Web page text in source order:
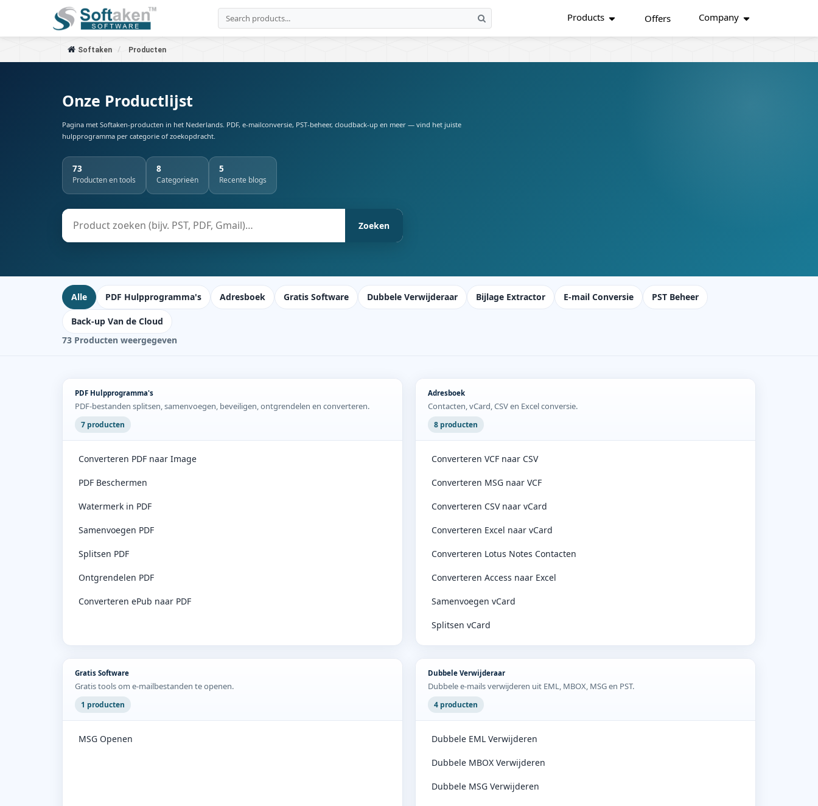
Products Offers Company
Softaken Producten
Onze Productlijst
Pagina met Softaken-producten in het Nederlands. PDF, e-mailconversie, PST-beheer, cloudback-up en meer — vind het juiste
hulpprogramma per categorie of zoekopdracht.
73
Producten en tools
8
Categorieën
5
Recente blogs
Product zoeken
Zoeken
Alle PDF Hulpprogramma's Adresboek Gratis Software Dubbele Verwijderaar Bijlage Extractor E-mail Conversie PST Beheer
Back-up Van de Cloud
73 Producten weergegeven
Categorieën de produits
PDF Hulpprogramma's
PDF-bestanden splitsen, samenvoegen, beveiligen, ontgrendelen en converteren.
7 producten
Converteren PDF naar Image
PDF Beschermen
Watermerk in PDF
Samenvoegen PDF
Splitsen PDF
Ontgrendelen PDF
Converteren ePub naar PDF
Adresboek
Contacten, vCard, CSV en Excel conversie.
8 producten
Converteren VCF naar CSV
Converteren MSG naar VCF
Converteren CSV naar vCard
Converteren Excel naar vCard
Converteren Lotus Notes Contacten
Converteren Access naar Excel
Samenvoegen vCard
Splitsen vCard
Gratis Software
Gratis tools om e-mailbestanden te openen.
1 producten
MSG Openen
Dubbele Verwijderaar
Dubbele e-mails verwijderen uit EML, MBOX, MSG en PST.
4 producten
Dubbele EML Verwijderen
Dubbele MBOX Verwijderen
Dubbele MSG Verwijderen